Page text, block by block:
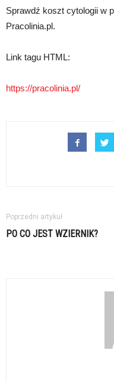
Sprawdź koszt cytologii w
Pracolinia.pl.
Link tagu HTML:
https://pracolinia.pl/
Poprzedni artykuł
PO CO JEST WZIERNIK?